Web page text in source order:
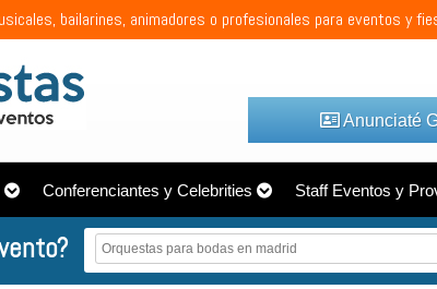
bailarines, animadores o profesionales para eventos y
Anunciaté
Conferenciantes y Celebrities Staff Eventos y